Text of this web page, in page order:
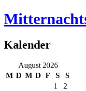
Kalender
August 2026
M D M D F S
S
1
2